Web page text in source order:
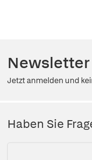
Newsletter
Jetzt anmelden und
Haben Sie